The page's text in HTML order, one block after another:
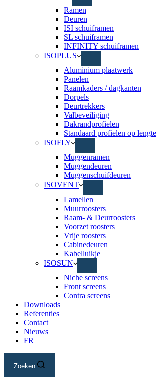
Ramen
Deuren
ISI schuiframen
SL schuiframen
INFINITY schuiframen
ISOPLUS
Aluminium plaatwerk
Panelen
Raamkaders / dagkanten
Dorpels
Deurtrekkers
Valbeveiliging
Dakrandprofielen
Standaard profielen op lengte
ISOFLY
Muggenramen
Muggendeuren
Muggenschuifdeuren
ISOVENT
Lamellen
Muurroosters
Raam- & Deurroosters
Voorzet roosters
Vrije roosters
Cabinedeuren
Kabelluikje
ISOSUN
Niche screens
Front screens
Contra screens
Downloads
Referenties
Contact
Nieuws
FR
Zoeken